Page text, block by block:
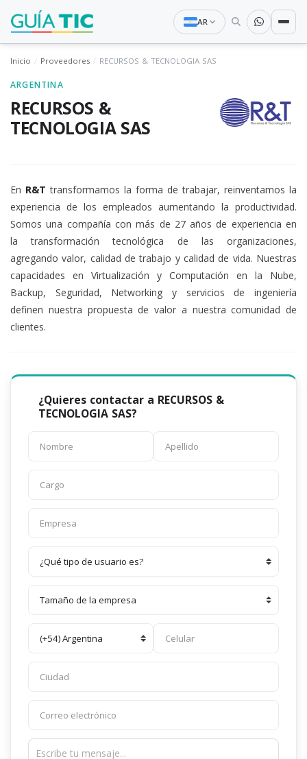
AR
Inicio Proveedores RECURSOS & TECNOLOGIA SAS
ARGENTINA
RECURSOS &
TECNOLOGIA SAS
En R&T transformamos la forma de trabajar, reinventamos la
experiencia de los empleados aumentando la productividad.
Somos una compañía con más de 27 años de experiencia en
la transformación tecnológica de las organizaciones,
agregando valor, calidad de trabajo y calidad de vida. Nuestras
capacidades en Virtualización y Computación en la Nube,
Backup, Seguridad, Networking y servicios de ingeniería
definen nuestra propuesta de valor a nuestra comunidad de
clientes.
¿Quieres contactar a RECURSOS &
TECNOLOGIA SAS?